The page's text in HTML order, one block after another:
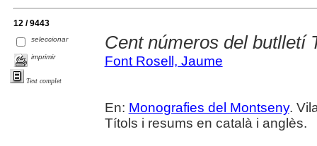
12 / 9443
seleccionar
imprimir
Text complet
Cent números del butlletí
Font Rosell, Jaume
En: Monografies del Montseny.
Títols i resums en català i anglès.